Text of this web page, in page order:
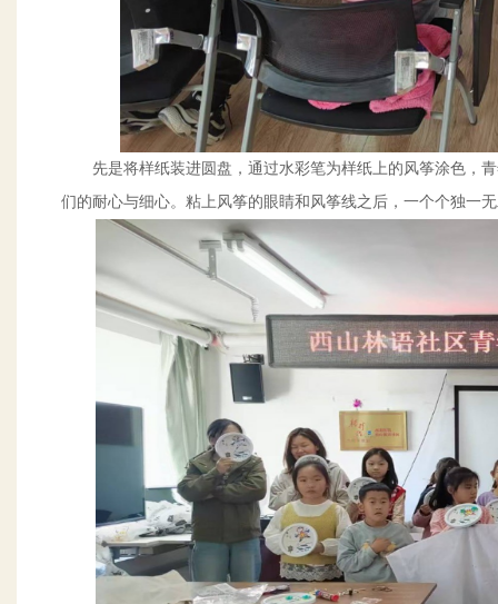
先是将样纸装进圆盘，通过水彩笔为样纸上的风筝涂色，
们的耐心与细心。粘上风筝的眼睛和风筝线之后，一个个独一
社区科技探索活动——走进北京科学中心
查看详细